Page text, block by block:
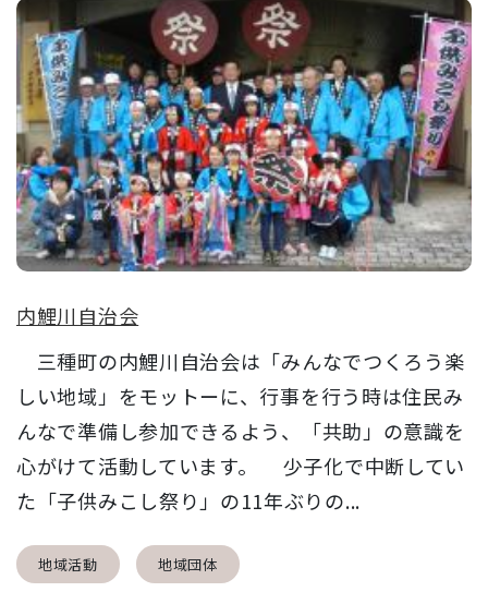
内鯉川自治会
三種町の内鯉川自治会は「みんなでつくろう楽
しい地域」をモットーに、行事を行う時は住民み
んなで準備し参加できるよう、「共助」の意識を
心がけて活動しています。 少子化で中断してい
た「子供みこし祭り」の11年ぶりの...
地域活動 地域団体